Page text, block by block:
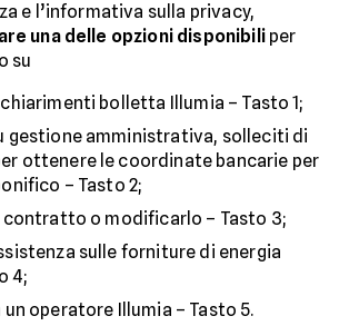
e l’informativa sulla privacy,
una delle opzioni disponibiliper
su
bolletta Illumia – Tasto 1;
gestione amministrativa, solleciti di
ottenere le coordinate bancarie per
– Tasto 2;
o modificarlo – Tasto 3;
sulle forniture di energia
4;
operatore Illumia – Tasto 5.